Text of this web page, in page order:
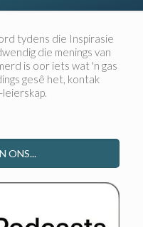
tydens die Inspirasie
die menings van
is oor iets wat 'n gas
gesê het, kontak
ONS...